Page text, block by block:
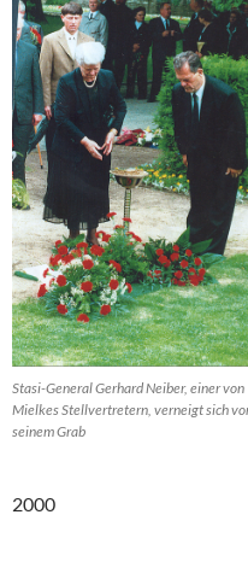
Stasi-General Gerhard Neiber, einer von
Mielkes Stellvertretern, verneigt sich
seinem Grab
2000